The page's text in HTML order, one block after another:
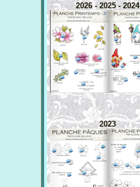
2026 - 2025 - 2024
2023